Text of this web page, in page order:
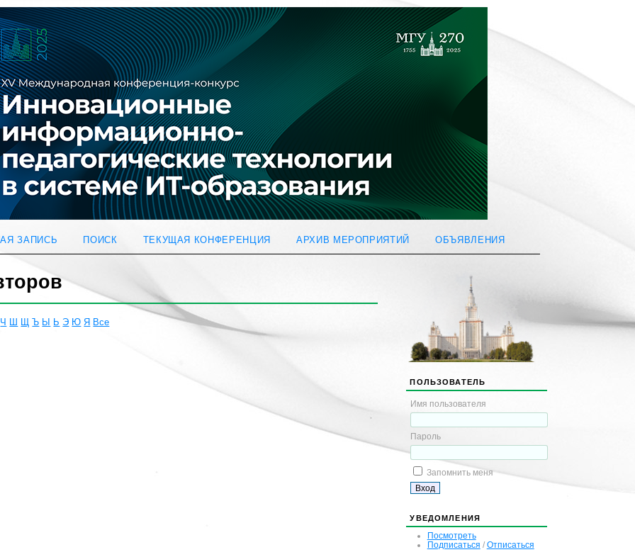
ПОЛЬЗОВАТЕЛЬ
Имя пользователя
Пароль
Запомнить меня
УВЕДОМЛЕНИЯ
Посмотреть
Подписаться / Отписаться
ЗАПИСЬ ПОИСК ТЕКУЩАЯ КОНФЕРЕНЦИЯ АРХИВ МЕРОПРИЯТИЙ ОБЪЯВЛЕНИЯ
Ч Ш Щ Ъ Ы Ь Э Ю Я Все